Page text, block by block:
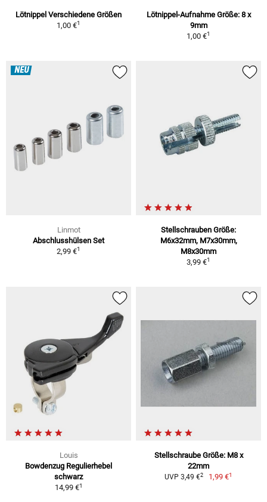
Lötnippel Verschiedene Größen
1,00 €1
Lötnippel-Aufnahme Größe: 8 x
9mm
1,00 €1
NEU
Linmot
Abschlusshülsen Set
2,99 €1
Stellschrauben Größe:
M6x32mm, M7x30mm,
M8x30mm
3,99 €1
Louis
Bowdenzug Regulierhebel
schwarz
14,99 €1
Stellschraube Größe: M8 x
22mm
UVP 3,49 €2 1,99 €1